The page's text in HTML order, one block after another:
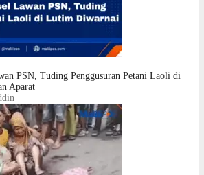
PSN, Tuding Penggusuran Petani Laoli di
Aparat